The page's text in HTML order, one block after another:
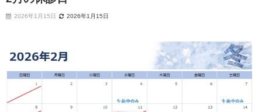
2026年1月15日 2026年1月15日